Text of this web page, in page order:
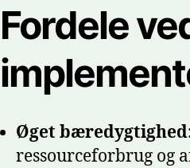
Fordele
Øget
ressourceforbrug og